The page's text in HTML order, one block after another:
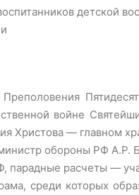
детской
войне
Христова — главном
обороны РФ А.Р.
парадные расчеты —
среди которых